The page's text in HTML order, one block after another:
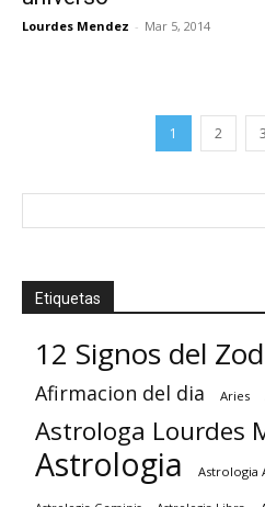
Lourdes Mendez - Mar 5, 2014
1 2 3
Etiquetas
12 Signos del
Afirmacion del dia Aries
Astrologa Lourdes
Astrologia Astrologia